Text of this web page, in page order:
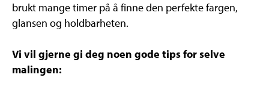
brukt mange timer på å finne den perfekte fargen,
glansen og holdbarheten.
Vi vil gjerne gi deg noen gode tips for selve
malingen: